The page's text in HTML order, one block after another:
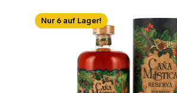
Nur 6 auf Lager!